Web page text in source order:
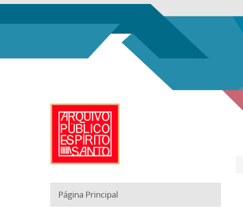
Página Principal